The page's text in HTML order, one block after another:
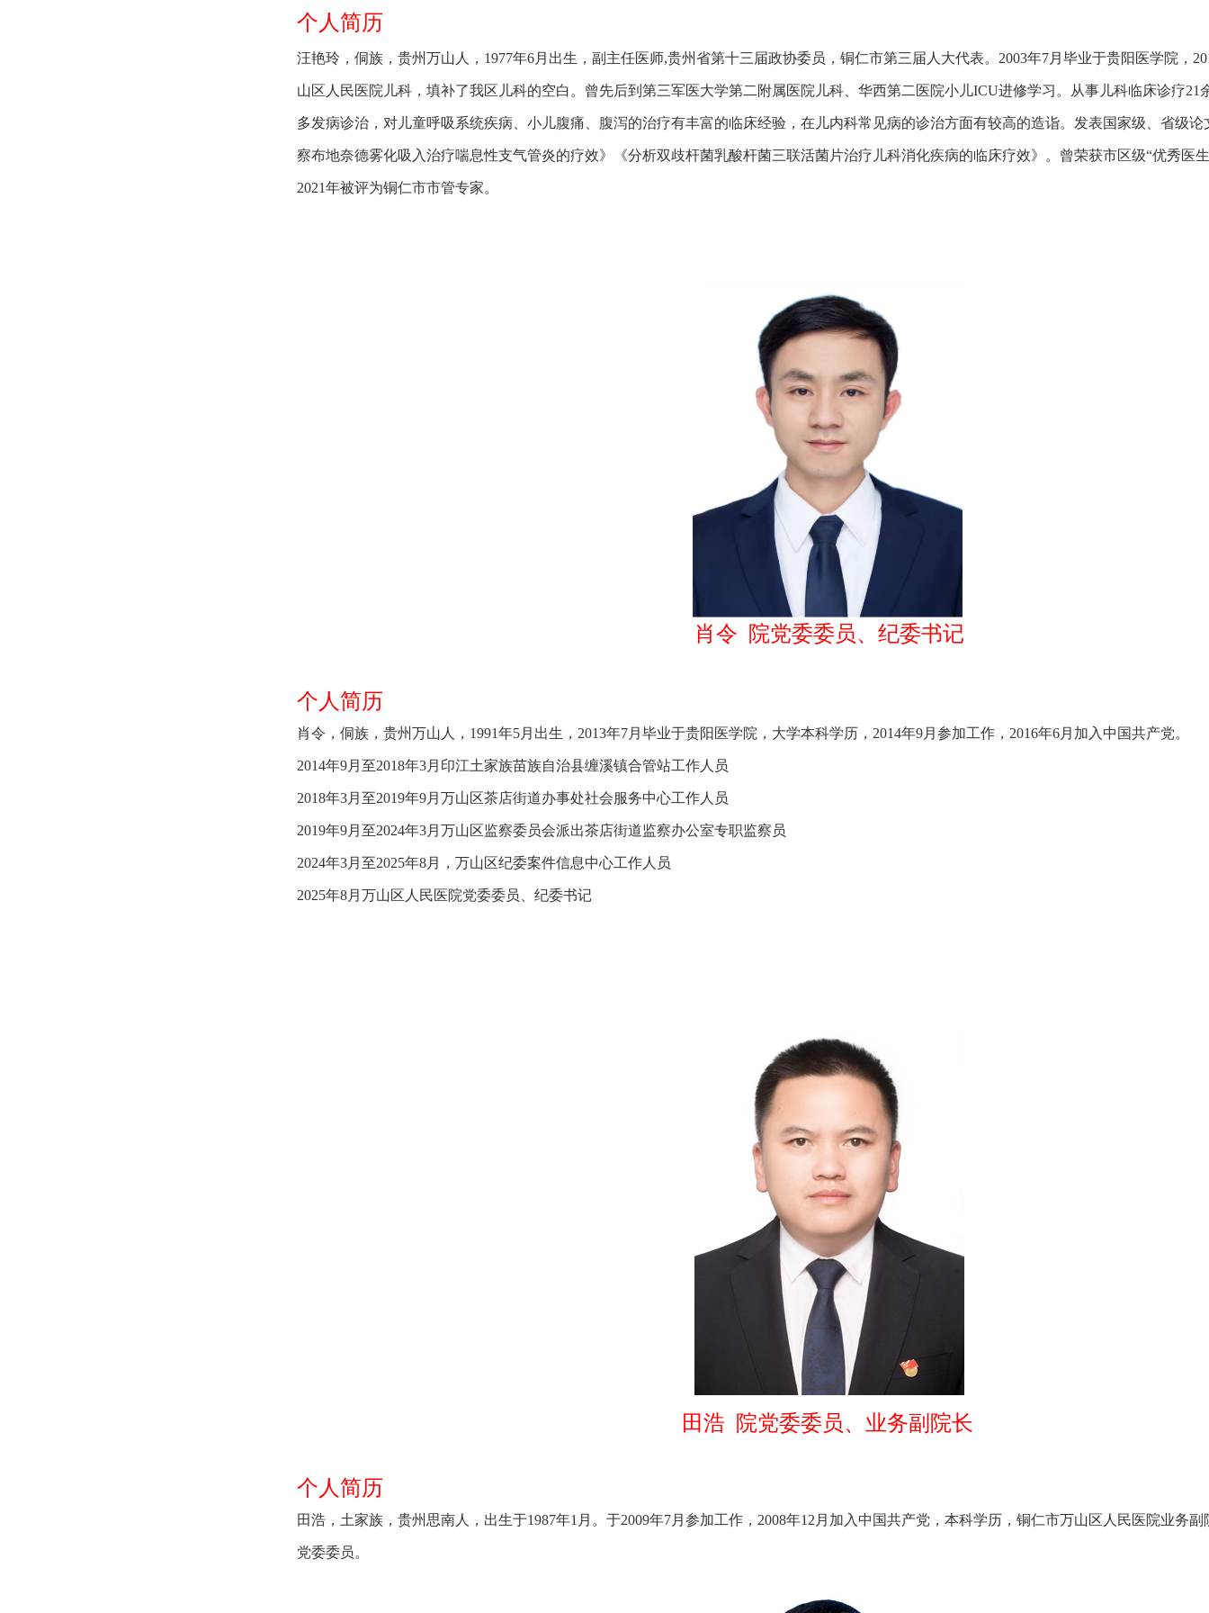
个人简历
汪艳玲， 侗族，贵州万山人，1977年6月出生， 副主任医师,贵州省第十三届政协委员，铜仁市第三届人大代表。2003年7月毕业于贵阳医学院，
山区人民医院儿科，填补了我区儿科的空白。曾先后到第三军医大学第二附属医院儿科、华西第二医院小儿ICU进修学习。从事儿科临床诊疗21
多发病诊治，对儿童呼吸系统疾病、小儿腹痛、腹泻的治疗有丰富的临床经验，在儿内科常见病的诊治方面有较高的造诣。发表国家级、省级论
察布地奈德雾化吸入治疗喘息性支气管炎的疗效》《分析双歧杆菌乳酸杆菌三联活菌片治疗儿科消化疾病的临床疗效》。曾荣获市区级“优秀医
2021年被评为铜仁市市管专家。
肖令 院党委委员、纪委书记
个人简历
肖令，侗族，贵州万山人，1991年5月出生，2013年7月毕业于贵阳医学院，大学本科学历，2014年9月参加工作，2016年6月加入中国共产党。
2014年9月至2018年3月印江土家族苗族自治县缠溪镇合管站工作人员
2018年3月至2019年9月万山区茶店街道办事处社会服务中心工作人员
2019年9月至2024年3月万山区监察委员会派出茶店街道监察办公室专职监察员
2024年3月至2025年8月，万山区纪委案件信息中心工作人员
2025年8月万山区人民医院党委委员、纪委书记
田浩 院党委委员、业务副院长
个人简历
田浩，土家族，贵州思南人，出生于1987年1月。于2009年7月参加工作，2008年12月加入中国共产党，本科学历，铜仁市万山区人民医院业务副
党委委员。